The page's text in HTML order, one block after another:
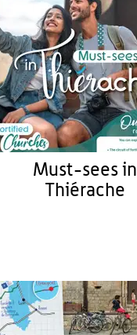
Must-sees in
Thiérache